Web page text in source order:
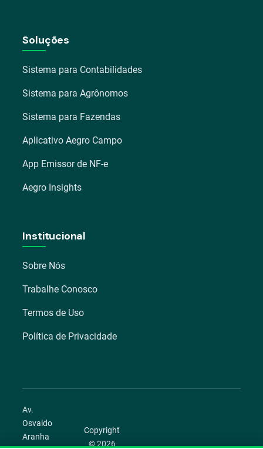
Soluções
Sistema para Contabilidades
Sistema para Agrônomos
Sistema para Fazendas
Aplicativo Aegro Campo
App Emissor de NF-e
Aegro Insights
Institucional
Sobre Nós
Trabalhe Conosco
Termos de Uso
Política de Privacidade
Av.
Osvaldo
Aranha
Copyright
© 2026